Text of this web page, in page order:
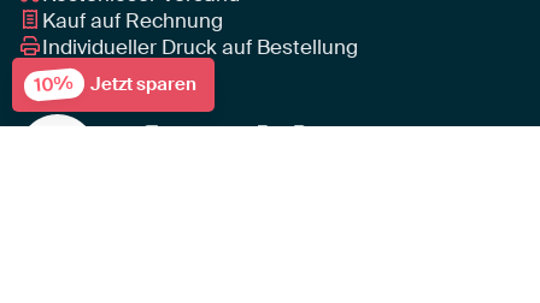
Kauf auf Rechnung
Individueller Druck auf Bestellung
10% Jetzt sparen